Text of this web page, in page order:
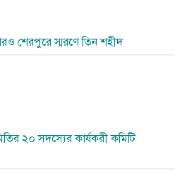
শেরপুরে স্মরণে তিন শহীদ
২০ সদস্যের কার্যকরী কমিটি